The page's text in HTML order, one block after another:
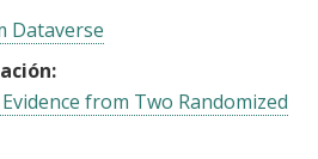
Dataverse
from Two Randomized